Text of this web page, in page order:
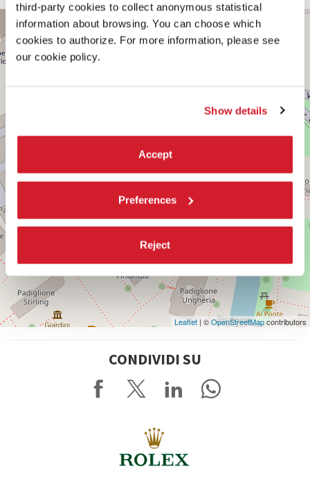
third-party cookies to collect anonymous statistical
information about browsing. You can choose which
cookies to authorize. For more information, please see
our cookie policy.
Show details
Accept
Preferences
Reject
PADIGLIONE
CENTRALE
Leaflet | ©OpenStreetMapcontributors
CONDIVIDI SU